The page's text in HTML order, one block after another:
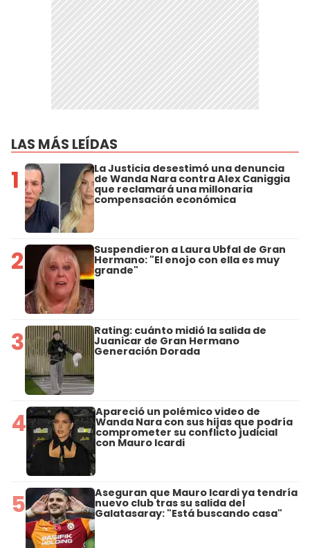
LAS MÁS LEÍDAS
1 La Justicia desestimó una denuncia
de Wanda Nara contra Alex Caniggia
que reclamará una millonaria
compensación económica
2 Suspendieron a Laura Ubfal de Gran
Hermano: "El enojo con ella es muy
grande"
3 Rating: cuánto midió la salida de
Juanicar de Gran Hermano
Generación Dorada
4 Apareció un polémico video de
Wanda Nara con sus hijas que podría
comprometer su conflicto judicial
con Mauro Icardi
5 Aseguran que Mauro Icardi ya tendría
nuevo club tras su salida del
Galatasaray: "Está buscando casa"